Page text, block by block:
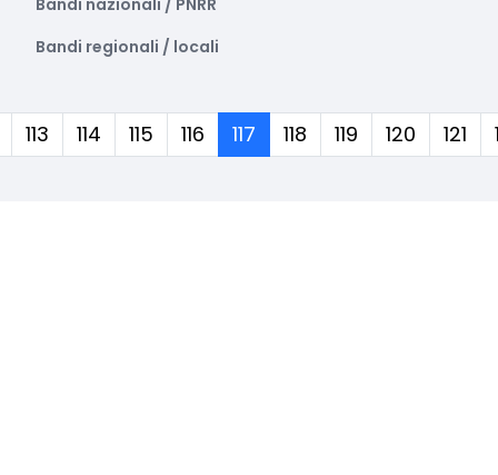
Bandi nazionali / PNRR
Bandi regionali / locali
113 114 115 116 117(corrente)
118 119 120 121